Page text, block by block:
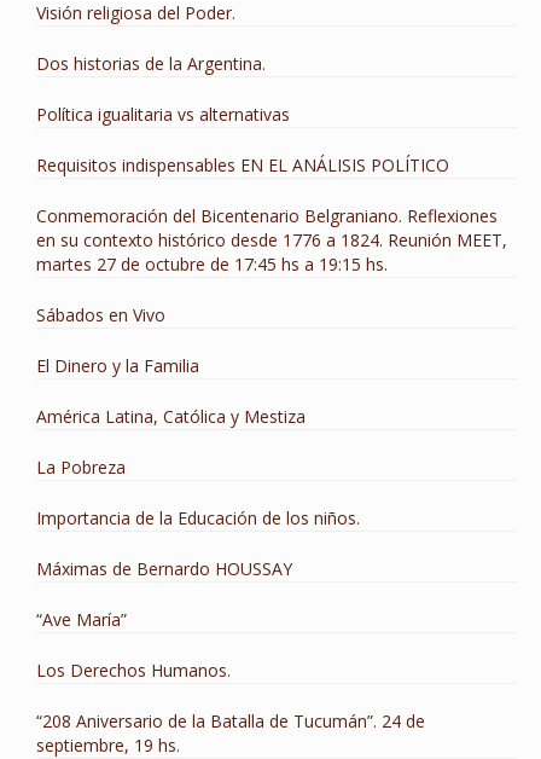
Visión religiosa del Poder.
Dos historias de la Argentina.
Política igualitaria vs alternativas
Requisitos indispensables EN EL ANÁLISIS POLÍTICO
Conmemoración del Bicentenario Belgraniano. Reflexiones
en su contexto histórico desde 1776 a 1824. Reunión MEET,
martes 27 de octubre de 17:45 hs a 19:15 hs.
Sábados en Vivo
El Dinero y la Familia
América Latina, Católica y Mestiza
La Pobreza
Importancia de la Educación de los niños.
Máximas de Bernardo HOUSSAY
“Ave María”
Los Derechos Humanos.
“208 Aniversario de la Batalla de Tucumán”. 24 de
septiembre, 19 hs.